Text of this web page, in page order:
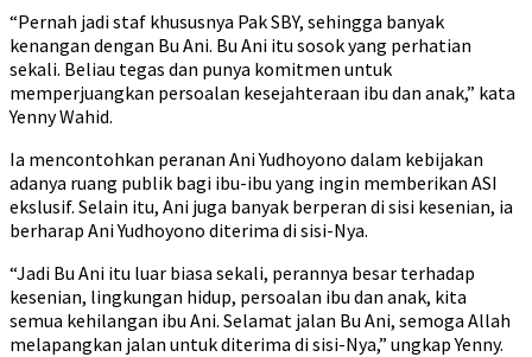
“Pernah jadi staf khususnya Pak SBY, sehingga banyak
kenangan dengan Bu Ani. Bu Ani itu sosok yang perhatian
sekali. Beliau tegas dan punya komitmen untuk
memperjuangkan persoalan kesejahteraan ibu dan anak,” kata
Yenny Wahid.
Ia mencontohkan peranan Ani Yudhoyono dalam kebijakan
adanya ruang publik bagi ibu-ibu yang ingin memberikan ASI
ekslusif. Selain itu, Ani juga banyak berperan di sisi kesenian, ia
berharap Ani Yudhoyono diterima di sisi-Nya.
“Jadi Bu Ani itu luar biasa sekali, perannya besar terhadap
kesenian, lingkungan hidup, persoalan ibu dan anak, kita
semua kehilangan ibu Ani. Selamat jalan Bu Ani, semoga Allah
melapangkan jalan untuk diterima di sisi-Nya,” ungkap Yenny.